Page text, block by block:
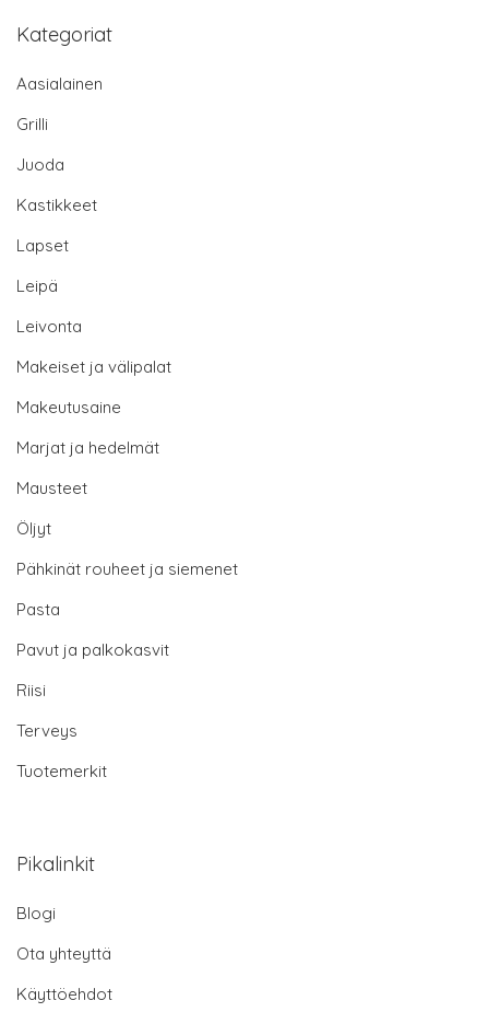
Kategoriat
Aasialainen
Grilli
Juoda
Kastikkeet
Lapset
Leipä
Leivonta
Makeiset ja välipalat
Makeutusaine
Marjat ja hedelmät
Mausteet
Öljyt
Pähkinät rouheet ja siemenet
Pasta
Pavut ja palkokasvit
Riisi
Terveys
Tuotemerkit
Pikalinkit
Blogi
Ota yhteyttä
Käyttöehdot